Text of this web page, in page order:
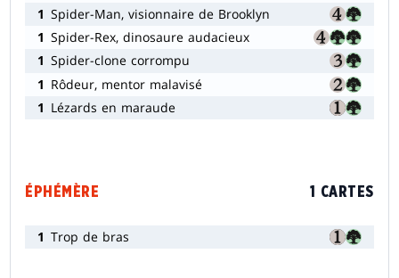
1 Spider-Man, visionnaire de Brooklyn
1 Spider-Rex, dinosaure audacieux
1 Spider-clone corrompu
1 Rôdeur, mentor malavisé
1 Lézards en maraude
ÉPHÉMÈRE 1 CARTES
1 Trop de bras